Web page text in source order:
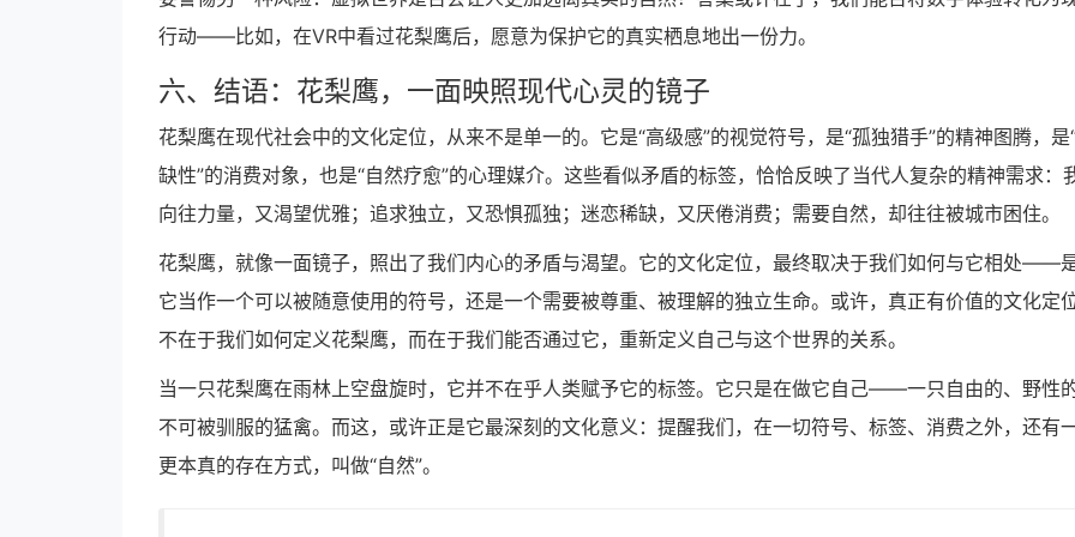
行动——比如，在VR中看过花梨鹰后，愿意为保护它的真实栖息地出一份力。
六、结语：花梨鹰，一面映照现代心灵的镜子
花梨鹰在现代社会中的文化定位，从来不是单一的。它是“高级感”的视觉符号，是“孤独猎手”的精神图腾，是
缺性”的消费对象，也是“自然疗愈”的心理媒介。这些看似矛盾的标签，恰恰反映了当代人复杂的精神需求：
向往力量，又渴望优雅；追求独立，又恐惧孤独；迷恋稀缺，又厌倦消费；需要自然，却往往被城市困住。
花梨鹰，就像一面镜子，照出了我们内心的矛盾与渴望。它的文化定位，最终取决于我们如何与它相处——
它当作一个可以被随意使用的符号，还是一个需要被尊重、被理解的独立生命。或许，真正有价值的文化定位
不在于我们如何定义花梨鹰，而在于我们能否通过它，重新定义自己与这个世界的关系。
当一只花梨鹰在雨林上空盘旋时，它并不在乎人类赋予它的标签。它只是在做它自己——一只自由的、野性的
不可被驯服的猛禽。而这，或许正是它最深刻的文化意义：提醒我们，在一切符号、标签、消费之外，还有
更本真的存在方式，叫做“自然”。